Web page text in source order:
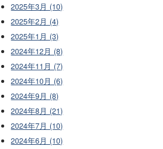
2025年3月 (10)
2025年2月 (4)
2025年1月 (3)
2024年12月 (8)
2024年11月 (7)
2024年10月 (6)
2024年9月 (8)
2024年8月 (21)
2024年7月 (10)
2024年6月 (10)